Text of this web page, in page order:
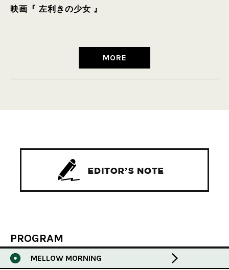
映画『 左利きの少女 』
MORE
PROGRAM
MELLOW MORNING